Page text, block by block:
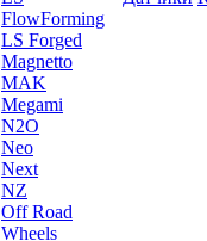
FlowForming
LS Forged
Magnetto
MAK
Megami
N2O
Neo
Next
NZ
Off Road
Wheels